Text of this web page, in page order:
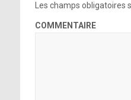
Les champs obligatoires
COMMENTAIRE